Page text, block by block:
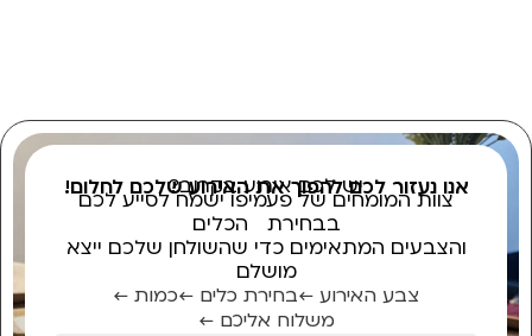
יש לכם אירוע בקרוב?
אנו נעזור לכם להפוך את האירוע שלכם לחלום!
צוות המומחים של פעמיפו ישמח לסייע לכם
בבחירת הכלים
והצבעים המתאימים כדי שהשולחן שלכם ייצא
מושלם
צבע האירוע ←בחירת כלים ←כמות ←
משלוח אליכם ←